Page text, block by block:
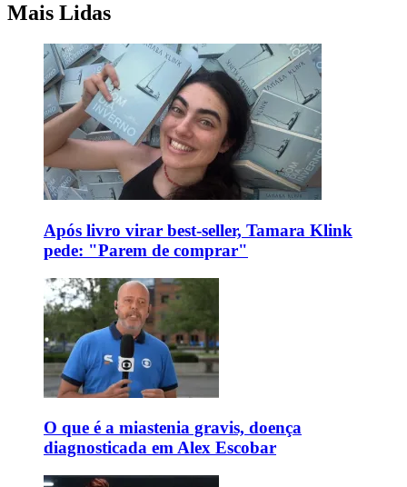
Mais Lidas
Após livro virar best-seller, Tamara Klink
pede: "Parem de comprar"
O que é a miastenia gravis, doença
diagnosticada em Alex Escobar